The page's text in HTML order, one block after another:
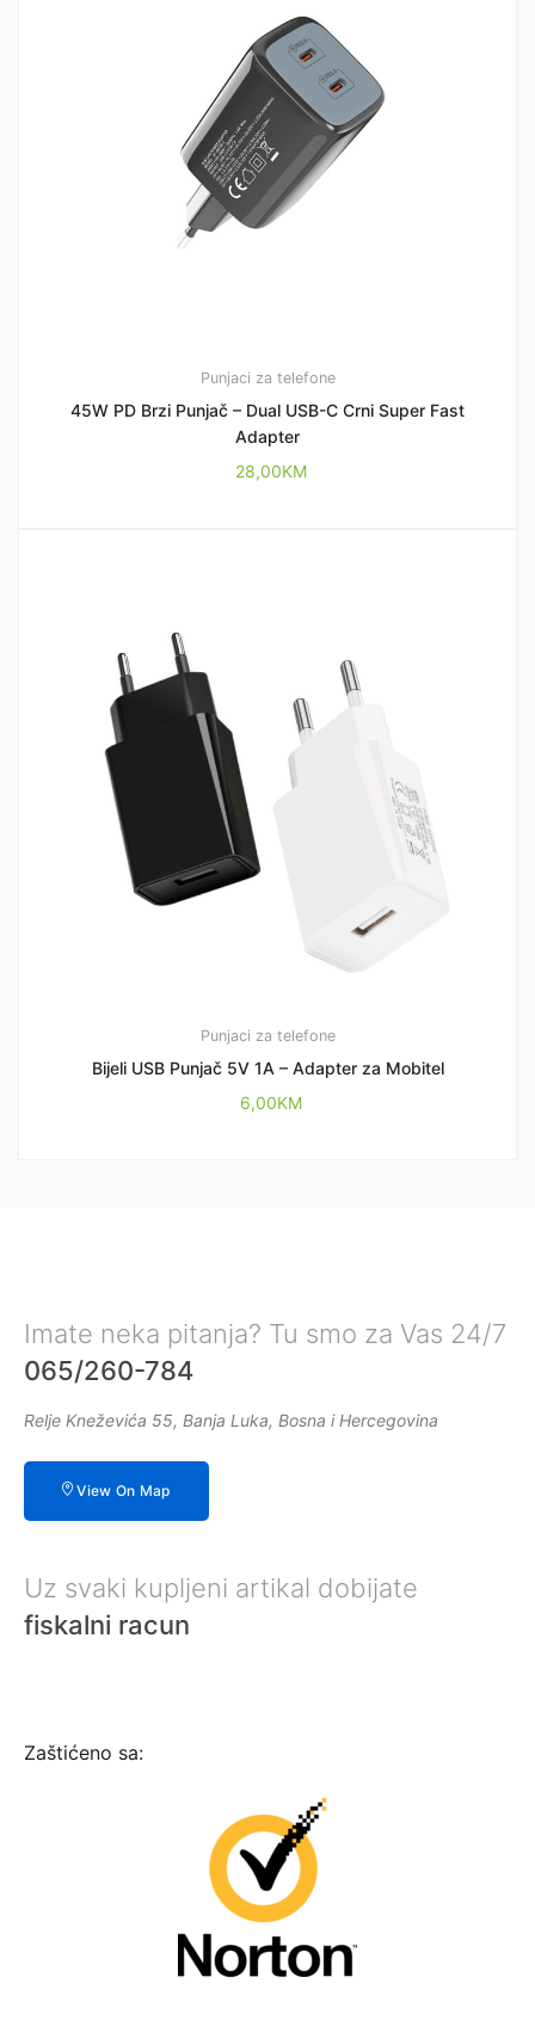
Punjaci za telefone
45W PD Brzi Punjač – Dual USB-C Crni Super Fast
Adapter
28,00KM
Punjaci za telefone
Bijeli USB Punjač 5V 1A – Adapter za Mobitel
6,00KM
Imate neka pitanja? Tu smo za Vas 24/7
065/260-784
Relje Kneževića 55, Banja Luka, Bosna i Hercegovina
View On Map
Uz svaki kupljeni artikal dobijate
fiskalni racun
Zaštićeno sa: